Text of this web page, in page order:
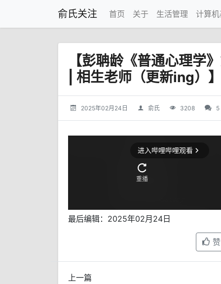
俞氏关注 首页 关于 生活管理 计算
【彭聃龄《普通心理学
| 相生老师（更新ing）
2025年02月24日 俞氏 3208 5
最后编辑：2025年02月24日
赞
上一篇